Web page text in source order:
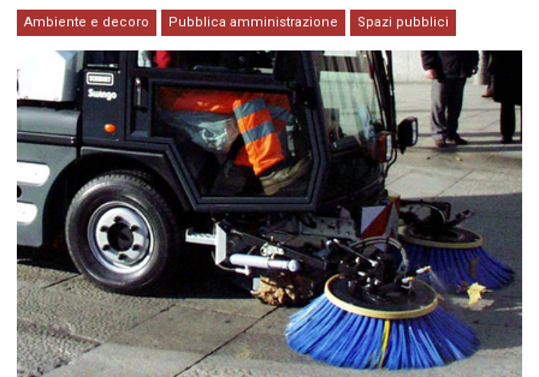
Ambiente e decoro Pubblica amministrazione Spazi pubblici